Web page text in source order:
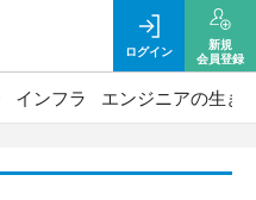
ログイン
新規
会員登録
インフラ エンジニアの生き